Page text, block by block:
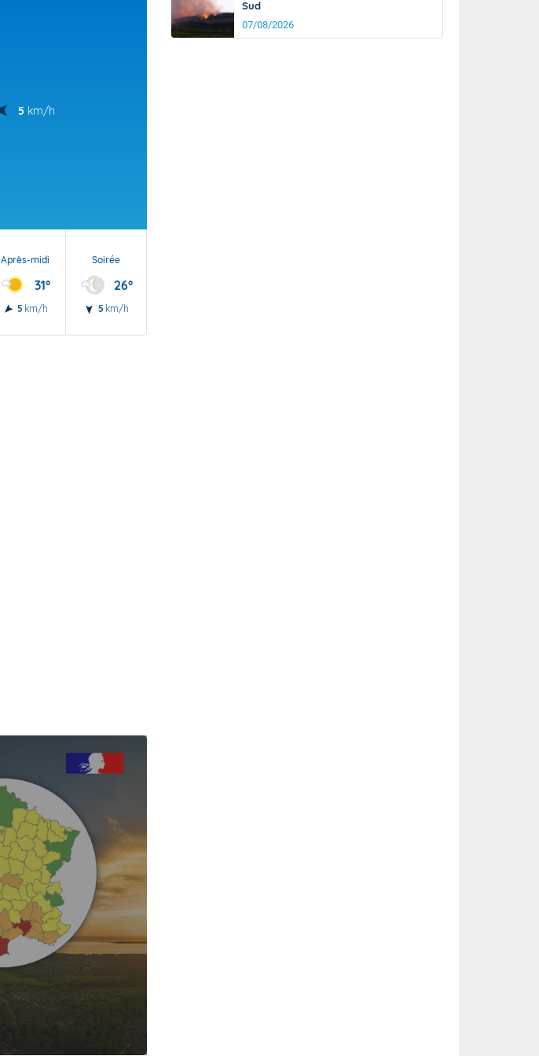
5 km/h
Après-midi
31°
5 km/h
Soirée
26°
5 km/h
Sud
07/08/2026